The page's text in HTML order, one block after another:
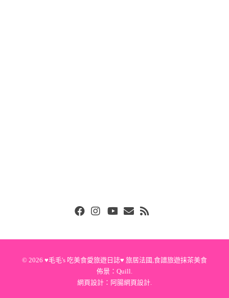
© 2026 ♥毛毛's 吃美食愛旅遊日誌♥ 旅居法國,食譜旅遊抹茶美食
佈景： Quill
網頁設計： 阿腸網頁設計